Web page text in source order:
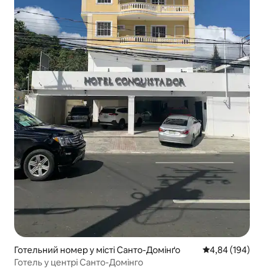
Готельний номер у місті Санто-Домінґо Середня
4,84 (194)
Готель у центрі Санто-Домінго